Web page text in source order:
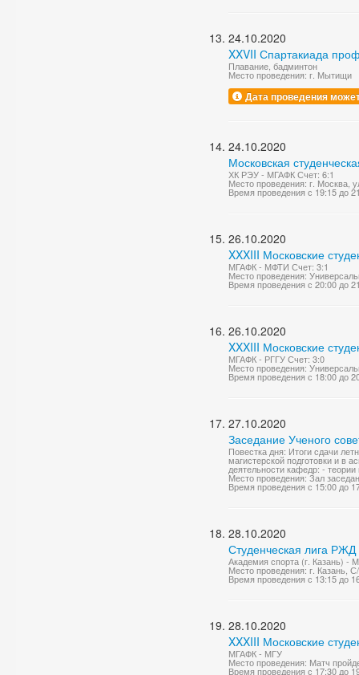
24.10.2020
XXVII Спартакиада
Плавание, бадминтон
Место проведения: г. Мытищи
Дата проведения
24.10.2020
Московская
ХК РЭУ - МГАФК Счет: 6:1
Место проведения: г.
Время проведения с 19:15 до
26.10.2020
XXXIII Московские
МГАФК - МФТИ Счет: 3:1
Место проведения:
Время проведения с 20:00 до
26.10.2020
XXXIII Московские
МГАФК - РГГУ Счет: 3:0
Место проведения:
Время проведения с 18:00 до
27.10.2020
Заседание Ученого
Повестка дня: Итоги сдачи
магистерской подготовки и
деятельности кафедр: -
Место проведения: Зал
Время проведения с 15:00 до
28.10.2020
Студенческая лига
Академия спорта (г. Казань) -
Место проведения: г. Казань,
Время проведения с 13:15 до
28.10.2020
XXXIII Московские
МГАФК - МГУ
Место проведения: Матч
Время проведения с 17:30 до